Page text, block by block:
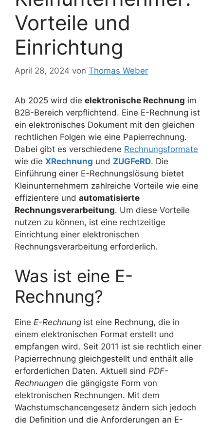
Vorteile und
Einrichtung
April 28, 2024 von Thomas Weber
Ab 2025 wird die elektronische Rechnung im
B2B-Bereich verpflichtend. Eine E-Rechnung ist
ein elektronisches Dokument mit den gleichen
rechtlichen Folgen wie eine Papierrechnung.
Dabei gibt es verschiedene Rechnungsformate
wie die XRechnung und ZUGFeRD. Die
Einführung einer E-Rechnungslösung bietet
Kleinunternehmern zahlreiche Vorteile wie eine
effizientere und automatisierte
Rechnungsverarbeitung. Um diese Vorteile
nutzen zu können, ist eine rechtzeitige
Einrichtung einer elektronischen
Rechnungsverarbeitung erforderlich.
Was ist eine E-
Rechnung?
Eine E-Rechnung ist eine Rechnung, die in
einem elektronischen Format erstellt und
empfangen wird. Seit 2011 ist sie rechtlich einer
Papierrechnung gleichgestellt und enthält alle
erforderlichen Daten. Aktuell sind PDF-
Rechnungen die gängigste Form von
elektronischen Rechnungen. Mit dem
Wachstumschancengesetz ändern sich jedoch
die Definition und die Anforderungen an E-